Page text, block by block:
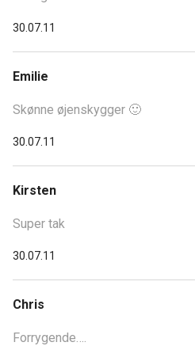
30.07.11
Emilie
Skønne øjenskygger 🙂
30.07.11
Kirsten
Super tak
30.07.11
Chris
Forrygende….